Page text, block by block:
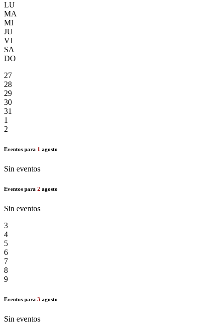
LU
MA
MI
JU
VI
SA
DO
27
28
29
30
31
1
2
Eventos para 1 agosto
Sin eventos
Eventos para 2 agosto
Sin eventos
3
4
5
6
7
8
9
Eventos para 3 agosto
Sin eventos